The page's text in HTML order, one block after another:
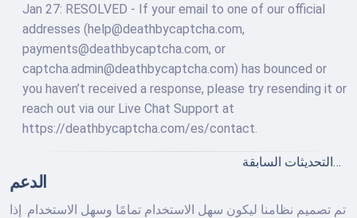
Jan 27: RESOLVED - If your email to one of our official
addresses (help@deathbycaptcha.com,
payments@deathbycaptcha.com, or
captcha.admin@deathbycaptcha.com) has bounced or
you haven’t received a response, please try resending it or
reach out via our Live Chat Support at
https://deathbycaptcha.com/es/contact.
التحديثات السابقة…
الدعم
تم تصميم نظامنا ليكون سهل الاستخدام تمامًا وسهل الاستخدام. إذا